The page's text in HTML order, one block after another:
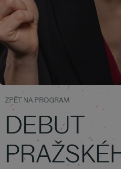
ZPĚT NA PROGRAM
DEBUT